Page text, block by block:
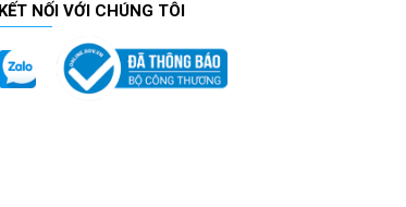
KẾT NỐI VỚI CHÚNG TÔI